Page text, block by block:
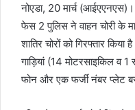
नोएडा, 20 मार्च
फेस 2 पुलिस ने वाहन चोरी के
शातिर चोरों को गिरफ्तार
गाड़ियां (14 मोटरसाइकिल व
फोन और एक फर्जी नंबर प्लेट